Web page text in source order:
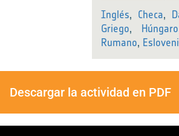
Inglés, Checa,
Griego, Húngaro
Rumano,
Descargar la actividad en PDF